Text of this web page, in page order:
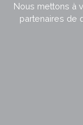
Nous mettons à
partenaires de